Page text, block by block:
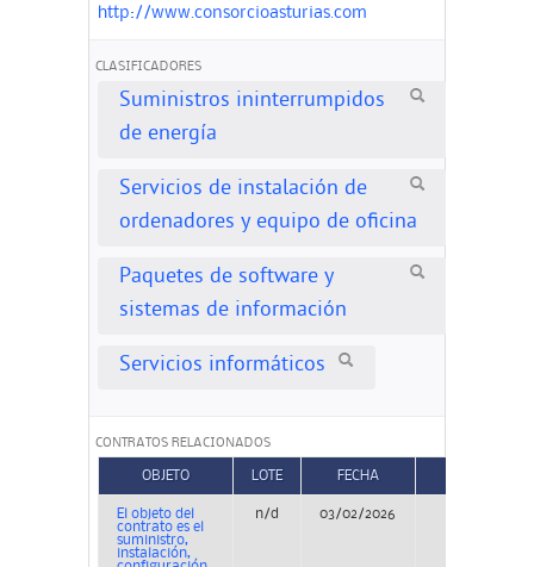
http://www.consorcioasturias.com
CLASIFICADORES
Suministros ininterrumpidos
de energía
Servicios de instalación de
ordenadores y equipo de oficina
Paquetes de software y
sistemas de información
Servicios informáticos
CONTRATOS RELACIONADOS
OBJETO LOTE FECHA
El objeto del
contrato es el
suministro,
instalación,
n/d 03/02/2026